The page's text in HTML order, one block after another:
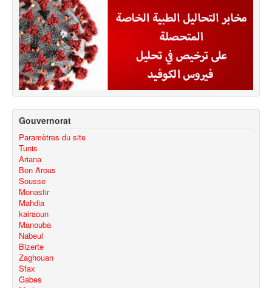
Gouvernorat
Paramètres du site
Tunis
Ariana
Ben Arous
Sousse
Monastir
Mahdia
kairaoun
Manouba
Nabeul
Bizerte
Zaghouan
Sfax
Gabes